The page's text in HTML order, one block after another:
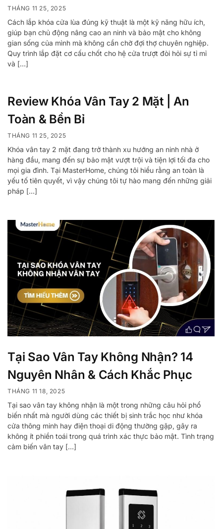
THÁNG 11 25, 2025
Cách lắp khóa cửa lùa đúng kỹ thuật là một kỹ năng hữu ích,
giúp bạn chủ động nâng cao an ninh và bảo mật cho không
gian sống của mình mà không cần chờ đợi thợ chuyên nghiệp.
Quy trình lắp đặt cơ cấu chốt cho hệ cửa trượt đòi hỏi sự tỉ mỉ
và […]
Review Khóa Vân Tay 2 Mặt | An
Toàn & Bền Bỉ
THÁNG 11 25, 2025
Khóa vân tay 2 mặt đang trở thành xu hướng an ninh nhà ở
hàng đầu, mang đến sự bảo mật vượt trội và tiện lợi tối đa cho
mọi gia đình. Tại MasterHome, chúng tôi hiểu rằng an toàn là
yếu tố tiên quyết, vì vậy chúng tôi tự hào mang đến những giải
pháp […]
Tại Sao Vân Tay Không Nhận? 14
Nguyên Nhân & Cách Khắc Phục
THÁNG 11 18, 2025
Tại sao vân tay không nhận là một trong những câu hỏi phổ
biến nhất mà người dùng các thiết bị sinh trắc học như khóa
cửa thông minh hay điện thoại di động thường gặp, gây ra
không ít phiền toái trong quá trình xác thực bảo mật. Tình trạng
cảm biến vân tay […]